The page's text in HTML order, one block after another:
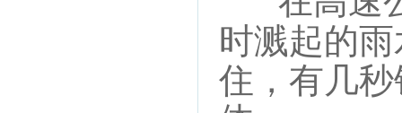
时溅起的
住，有几